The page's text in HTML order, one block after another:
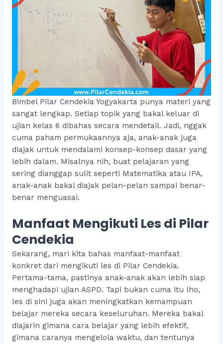
Bimbel Pilar Cendekia Yogyakarta punya materi yang
sangat lengkap. Setiap topik yang bakal keluar di
ujian kelas 6 dibahas secara mendetail. Jadi, nggak
cuma paham permukaannya aja, anak-anak juga
diajak untuk mendalami konsep-konsep dasar yang
lebih dalam. Misalnya nih, buat pelajaran yang
sering dianggap sulit seperti Matematika atau IPA,
anak-anak bakal diajak pelan-pelan sampai benar-
benar menguasai.
Manfaat Mengikuti Les di Pilar
Cendekia
Sekarang, mari kita bahas manfaat-manfaat
konkret dari mengikuti les di Pilar Cendekia.
Pertama-tama, pastinya anak-anak akan lebih siap
menghadapi ujian ASPD. Tapi bukan cuma itu lho,
les di sini juga akan meningkatkan kemampuan
belajar mereka secara keseluruhan. Mereka bakal
diajarin gimana cara belajar yang lebih efektif,
gimana caranya mengelola waktu, dan tentunya